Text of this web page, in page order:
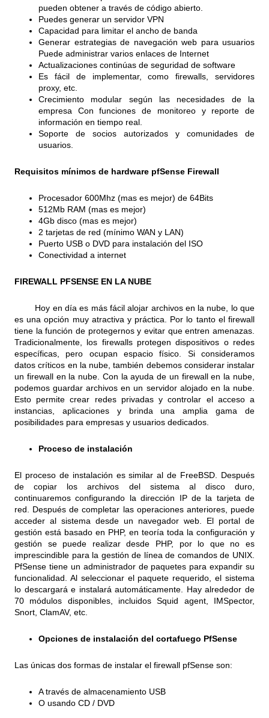
pueden obtener a través de código abierto.
Puedes generar un servidor VPN
Capacidad para limitar el ancho de banda
Generar estrategias de navegación web para usuarios
Puede administrar varios enlaces de Internet
Actualizaciones continúas de seguridad de software
Es fácil de implementar, como firewalls, servidores
proxy, etc.
Crecimiento modular según las necesidades de la
empresa Con funciones de monitoreo y reporte de
información en tiempo real.
Soporte de socios autorizados y comunidades de
usuarios.
Requisitos mínimos de hardware pfSense Firewall
Procesador 600Mhz (mas es mejor) de 64Bits
512Mb RAM (mas es mejor)
4Gb disco (mas es mejor)
2 tarjetas de red (mínimo WAN y LAN)
Puerto USB o DVD para instalación del ISO
Conectividad a internet
FIREWALL PFSENSE EN LA NUBE
Hoy en día es más fácil alojar archivos en la nube, lo que
es una opción muy atractiva y práctica. Por lo tanto el firewall
tiene la función de protegernos y evitar que entren amenazas.
Tradicionalmente, los firewalls protegen dispositivos o redes
específicas, pero ocupan espacio físico. Si consideramos
datos críticos en la nube, también debemos considerar instalar
un firewall en la nube. Con la ayuda de un firewall en la nube,
podemos guardar archivos en un servidor alojado en la nube.
Esto permite crear redes privadas y controlar el acceso a
instancias, aplicaciones y brinda una amplia gama de
posibilidades para empresas y usuarios dedicados.
Proceso de instalación
El proceso de instalación es similar al de FreeBSD. Después
de copiar los archivos del sistema al disco duro,
continuaremos configurando la dirección IP de la tarjeta de
red. Después de completar las operaciones anteriores, puede
acceder al sistema desde un navegador web. El portal de
gestión está basado en PHP, en teoría toda la configuración y
gestión se puede realizar desde PHP, por lo que no es
imprescindible para la gestión de línea de comandos de UNIX.
PfSense tiene un administrador de paquetes para expandir su
funcionalidad. Al seleccionar el paquete requerido, el sistema
lo descargará e instalará automáticamente. Hay alrededor de
70 módulos disponibles, incluidos Squid agent, IMSpector,
Snort, ClamAV, etc.
Opciones de instalación del cortafuego PfSense
Las únicas dos formas de instalar el firewall pfSense son:
A través de almacenamiento USB
O usando CD / DVD